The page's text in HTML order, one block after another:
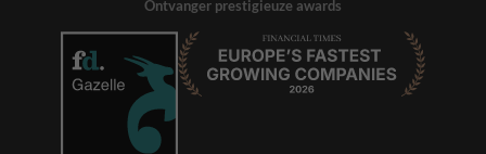
Ontvanger prestigieuze awards